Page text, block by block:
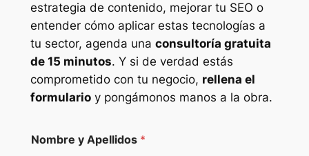
estrategia de contenido, mejorar tu SEO o
entender cómo aplicar estas tecnologías a
tu sector, agenda una consultoría gratuita
de 15 minutos. Y si de verdad estás
comprometido con tu negocio, rellena el
formularioy pongámonos manos a la obra.
Nombre y Apellidos *